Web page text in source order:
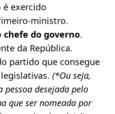
é exercido
ministro.
chefe do governo.
da República.
partido que consegue
(*Ou seja,
pessoa desejada pelo
que ser nomeada por